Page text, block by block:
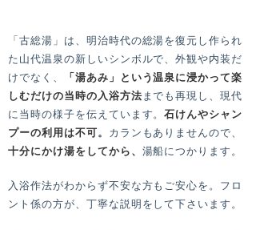
「古総湯」は、明治時代の総湯を復元し作られ
た山代温泉の新しいシンボルで、外観や内装だ
けでなく、
「湯あみ」という温泉に浸かって楽
しむだけの当時の入浴方法 までも再現し、現代
に当時の様子を伝えています。石けんやシャン
プーの利用は不可。 カランもありませんので、
十分にかけ湯をしてから、 湯船につかります。
入浴作法がわからず不安な方もご安心を。フロ
ント係の方が、丁寧な説明をして下さいます。